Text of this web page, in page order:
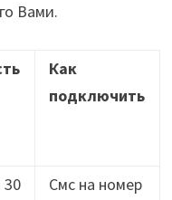
Вами.
Как
подключить
30
Смс на номер